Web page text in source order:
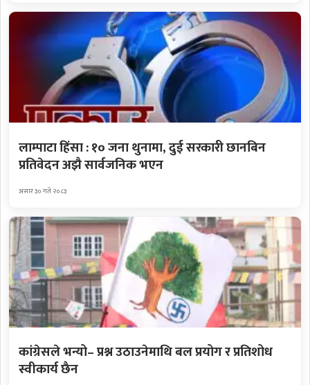
लाम्पाटा हिंसा : १० जना थुनामा, दुई सरकारी छानबिन
प्रतिवेदन अझै सार्वजनिक भएन
असार ३० गते २०८३
कांग्रेसले भन्यो– प्रश्न उठाउनेमाथि बल प्रयोग र प्रतिशोध
स्वीकार्य छैन